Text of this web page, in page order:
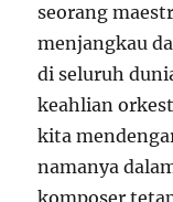
seorang
menjangkau
di seluruh
keahlian
kita
namanya
komposer